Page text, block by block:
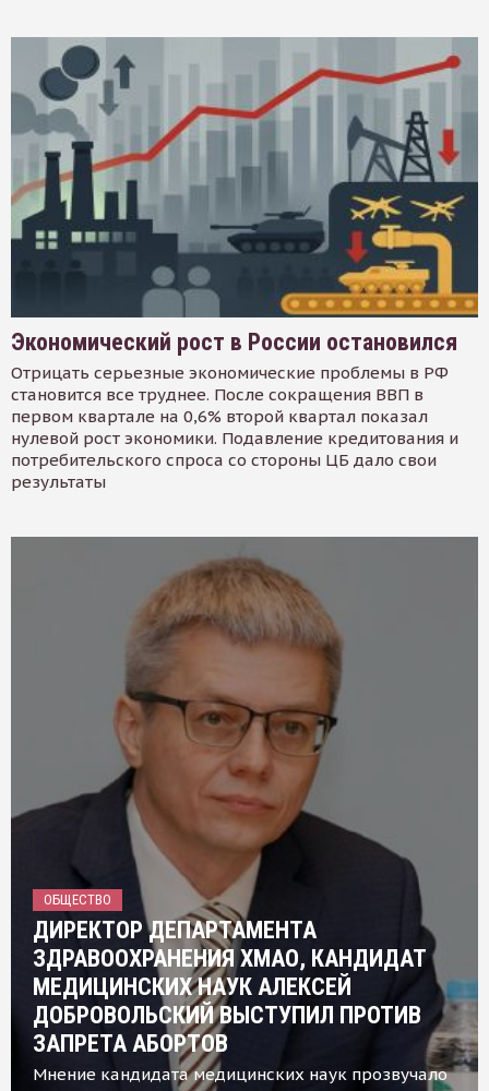
Экономический рост в России остановился
Отрицать серьезные экономические проблемы в РФ
становится все труднее. После сокращения ВВП в
первом квартале на 0,6% второй квартал показал
нулевой рост экономики. Подавление кредитования и
потребительского спроса со стороны ЦБ дало свои
результаты
ОБЩЕСТВО
ДИРЕКТОР ДЕПАРТАМЕНТА
ЗДРАВООХРАНЕНИЯ ХМАО, КАНДИДАТ
МЕДИЦИНСКИХ НАУК АЛЕКСЕЙ
ДОБРОВОЛЬСКИЙ ВЫСТУПИЛ ПРОТИВ
ЗАПРЕТА АБОРТОВ
Мнение кандидата медицинских наук прозвучало